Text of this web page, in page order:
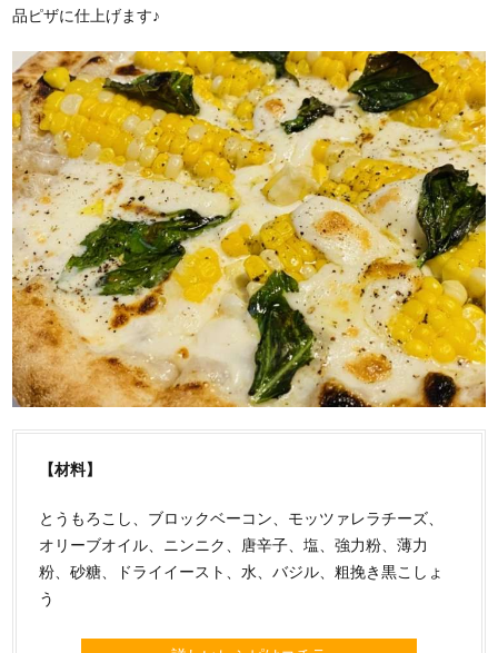
品ピザに仕上げます♪
【材料】
とうもろこし、ブロックベーコン、モッツァレラチーズ、
オリーブオイル、ニンニク、唐辛子、塩、強力粉、薄力
粉、砂糖、ドライイースト、水、バジル、粗挽き黒こしょ
う